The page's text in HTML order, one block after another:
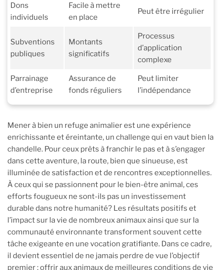
Dons
individuels
Facile à mettre
en place
Peut être irrégulier
Subventions
publiques
Montants
significatifs
Processus
d’application
complexe
Parrainage
d’entreprise
Assurance de
fonds réguliers
Peut limiter
l’indépendance
Mener à bien un refuge animalier est une expérience
enrichissante et éreintante, un challenge qui en vaut bien la
chandelle. Pour ceux prêts à franchir le pas et à s’engager
dans cette aventure, la route, bien que sinueuse, est
illuminée de satisfaction et de rencontres exceptionnelles.
À ceux qui se passionnent pour le bien-être animal, ces
efforts fougueux ne sont-ils pas un investissement
durable dans notre humanité? Les résultats positifs et
l’impact sur la vie de nombreux animaux ainsi que sur la
communauté environnante transforment souvent cette
tâche exigeante en une vocation gratifiante. Dans ce cadre,
il devient essentiel de ne jamais perdre de vue l’objectif
premier : offrir aux animaux de meilleures conditions de vie